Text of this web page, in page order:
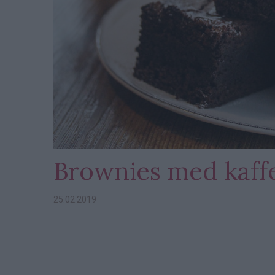
Brownies med
25.02.2019